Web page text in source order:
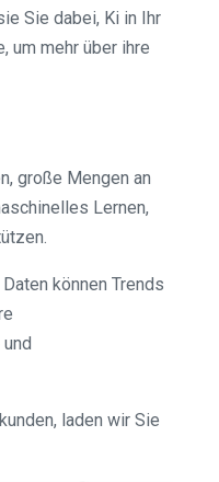
Sie dabei, Ki in Ihr
um mehr über ihre
große Mengen an
Lernen,
können Trends
laden wir Sie